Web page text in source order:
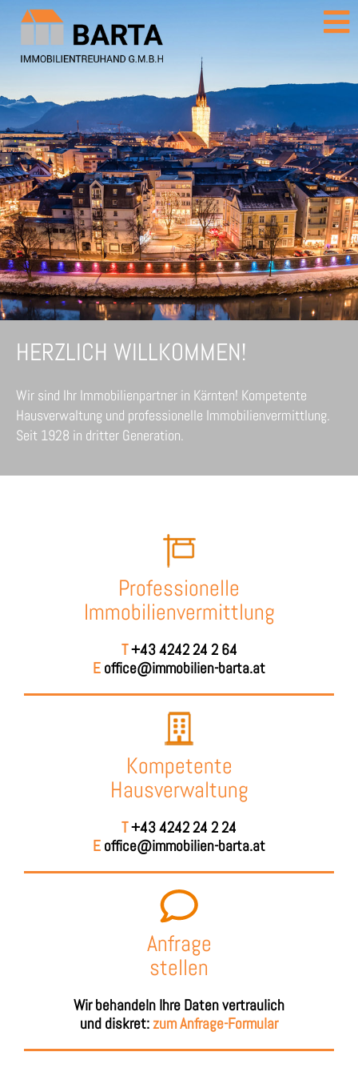
HERZLICH WILLKOMMEN!
Wir sind Ihr Immobilienpartner in Kärnten! Kompetente
Hausverwaltung und professionelle Immobilienvermittlung.
Seit 1928 in dritter Generation.
Professionelle
Immobilienvermittlung
T+43 4242 24 2 64
E office@immobilien-barta.at
Kompetente
Hausverwaltung
T+43 4242 24 2 24
E office@immobilien-barta.at
Anfrage
stellen
Wir behandeln Ihre Daten vertraulich
und diskret:zum Anfrage-Formular